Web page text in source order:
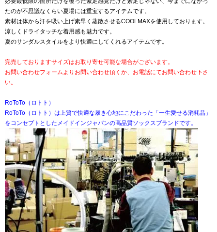
たのが不思議なくらい夏場には重宝するアイテムです。
素材は体から汗を吸い上げ素早く蒸散させるCOOLMAXを使用しております。
涼しくドライタッチな着用感も魅力です。
夏のサンダルスタイルをより快適にしてくれるアイテムです。
完売しておりますサイズはお取り寄せ可能な場合がございます。
お問い合わせフォームよりお問い合わせ頂くか、お電話にてお問い合わせ下さ
い。
RoToTo（ロトト）
RoToTo（ロトト）は上質で快適な履き心地にこだわった「一生愛せる消耗品」
をコンセプトとしたメイドインジャパンの高品質ソックスブランドです。